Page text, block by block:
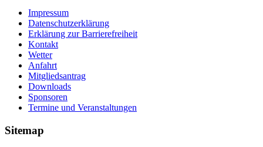
Impressum
Datenschutzerklärung
Erklärung zur Barriere­frei­heit
Kontakt
Wetter
Anfahrt
Mitgliedsantrag
Downloads
Sponsoren
Termine und Veranstaltungen
Sitemap